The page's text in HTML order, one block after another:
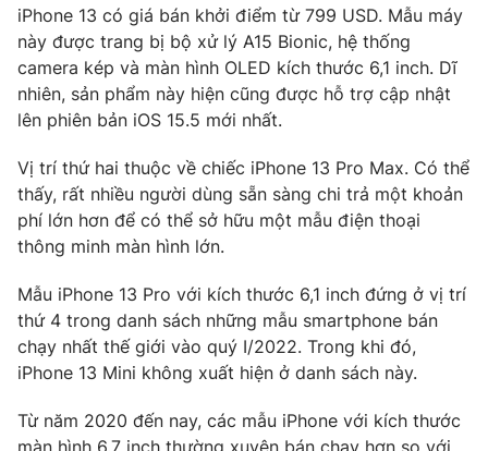
Tư vấn
Chuyên mục khác
Emagazine Podcast
Photo Infographic
Video Shorts video
VTV Money VTV Thể thao
VTV Sức khoẻ Bất động sản
Thị trường 24h Tấm lòng Việt
iPhone 13 có giá bán khởi điểm từ 799 USD. Mẫu máy
này được trang bị bộ xử lý A15 Bionic, hệ thống
camera kép và màn hình OLED kích thước 6,1 inch. Dĩ
nhiên, sản phẩm này hiện cũng được hỗ trợ cập nhật
lên phiên bản iOS 15.5 mới nhất.
Vị trí thứ hai thuộc về chiếc iPhone 13 Pro Max. Có thể
thấy, rất nhiều người dùng sẵn sàng chi trả một khoản
phí lớn hơn để có thể sở hữu một mẫu điện thoại
thông minh màn hình lớn.
Mẫu iPhone 13 Pro với kích thước 6,1 inch đứng ở vị trí
thứ 4 trong danh sách những mẫu smartphone bán
chạy nhất thế giới vào quý I/2022. Trong khi đó,
iPhone 13 Mini không xuất hiện ở danh sách này.
Từ năm 2020 đến nay, các mẫu iPhone với kích thước
màn hình 6,7 inch thường xuyên bán chạy hơn so với